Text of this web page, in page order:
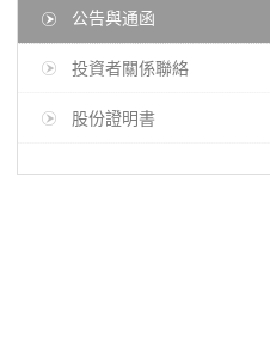
公告與通函
投資者關係聯絡
股份證明書